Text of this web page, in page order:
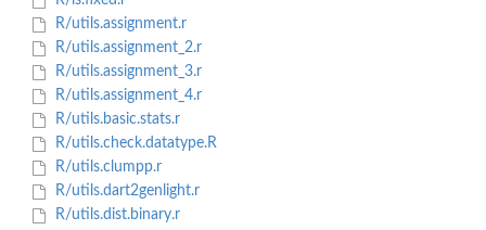
R/utils.assignment.r
R/utils.assignment_2.r
R/utils.assignment_3.r
R/utils.assignment_4.r
R/utils.basic.stats.r
R/utils.check.datatype.R
R/utils.clumpp.r
R/utils.dart2genlight.r
R/utils.dist.binary.r